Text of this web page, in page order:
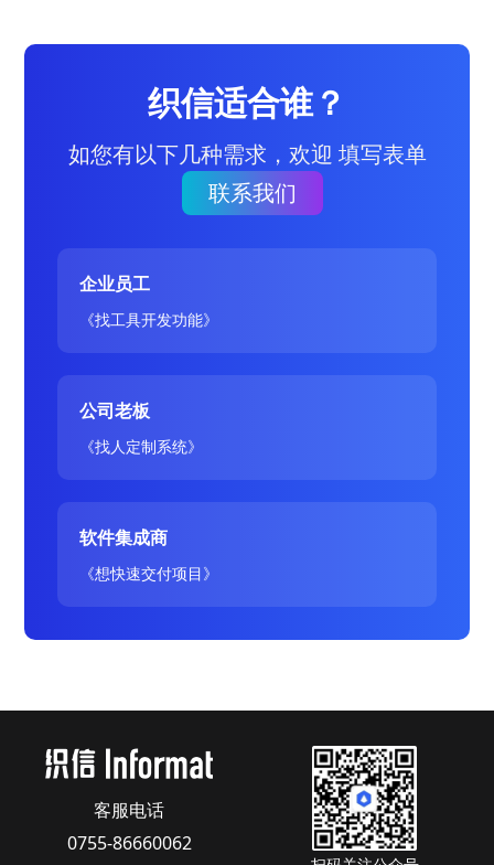
织信适合谁？
如您有以下几种需求，欢迎 填写表单
联系我们
企业员工
《找工具开发功能》
公司老板
《找人定制系统》
软件集成商
《想快速交付项目》
客服电话
0755-86660062